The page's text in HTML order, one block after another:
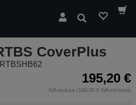
Cerca
CoverPlus
195,20 €
IVA inclusa (160,00 € IVA esclusa)